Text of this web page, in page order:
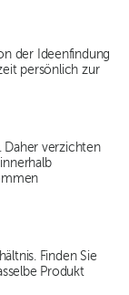
der Ideenfindung
persönlich zur
Daher verzichten
Finden Sie
Produkt